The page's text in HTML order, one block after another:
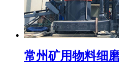
常州矿用物料细